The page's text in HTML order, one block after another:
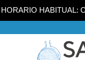
HORARIO HABITUAL: